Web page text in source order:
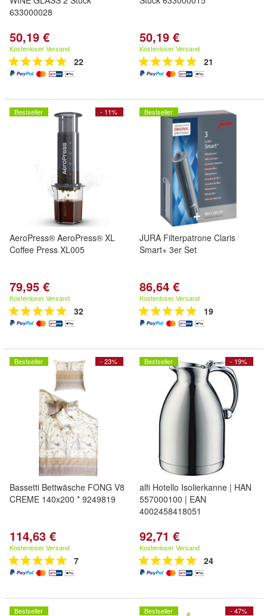
633000028
50,19 €
Kostenloser Versand
22
50,19 €
Kostenloser Versand
21
- 11%
Bestseller
AeroPress® AeroPress® XL
Coffee Press XL005
79,95 €
Kostenloser Versand
32
Bestseller
JURA Filterpatrone Claris
Smart+ 3er Set
86,64 €
Kostenloser Versand
19
- 23%
Bestseller
Bassetti Bettwäsche FONG V8
CREME 140x200 * 9249819
114,63 €
Kostenloser Versand
7
- 19%
Bestseller
alfi Hotello Isolierkanne | HAN
557000100 | EAN
4002458418051
92,71 €
Kostenloser Versand
24
Bestseller - 47%
Bestseller